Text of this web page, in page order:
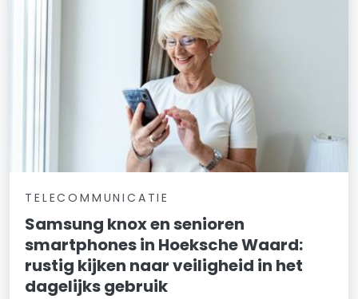
TELECOMMUNICATIE
Samsung knox en senioren
smartphones in Hoeksche Waard:
rustig kijken naar veiligheid in het
dagelijks gebruik